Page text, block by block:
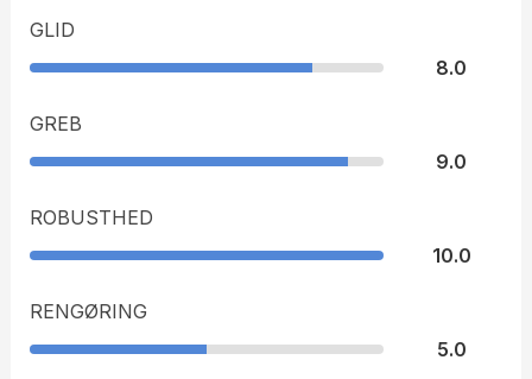
GLID
8.0
GREB
9.0
ROBUSTHED
10.0
RENGØRING
5.0